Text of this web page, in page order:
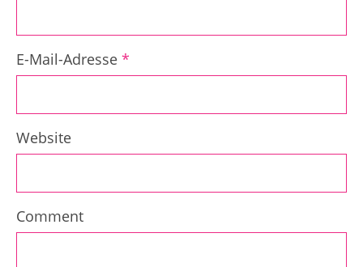
E-Mail-Adresse *
Website
Comment